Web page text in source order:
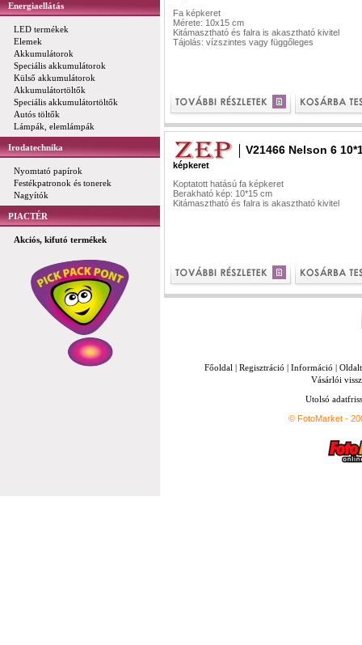
Energiaellátás
LED termékek
Elemek
Akkumulátorok
Speciális akkumulátorok
Külső akkumulátorok
Akkumulátortöltők
Speciális akkumulátortöltők
Autós töltők
Lámpák, elemlámpák
Irodatechnika
Nyomtató papírok
Festékpatronok és tonerek
Nagyítók
PIACTÉR
Akciós, kifutó termékek
Fa képkeret
Mérete: 10x15 cm
Kitámasztható és falra is akasztható kivitel
Tájolás: vízszintes vagy függőleges
V21466 Nelson 6
képkeret
Koptatott hatású fa képkeret
Berakható kép: 10*15 cm
Kitámasztható és falra is akasztható kivitel
Főoldal | Regisztráció | Információ |
Vásárlói
Utolsó
© FotoMarket -